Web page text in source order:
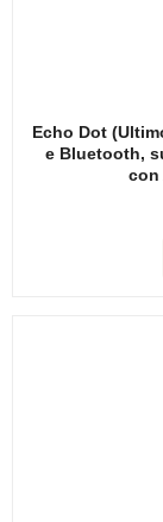
Echo Dot
e Bluetooth,
con